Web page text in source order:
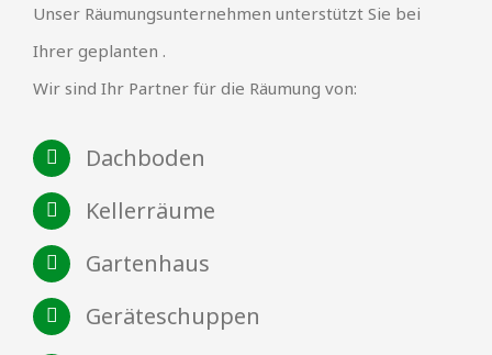
Unser Räumungsunternehmen unterstützt Sie bei
Ihrer geplanten .
Wir sind Ihr Partner für die Räumung von:
Dachboden
Kellerräume
Gartenhaus
Geräteschuppen